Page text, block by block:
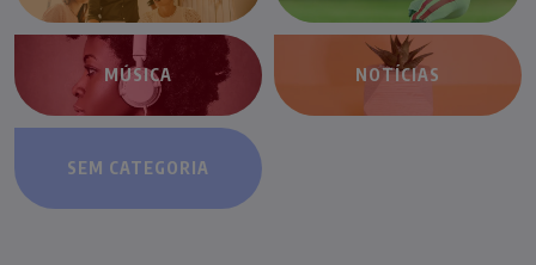
MÚSICA NOTÍCIAS
SEM CATEGORIA